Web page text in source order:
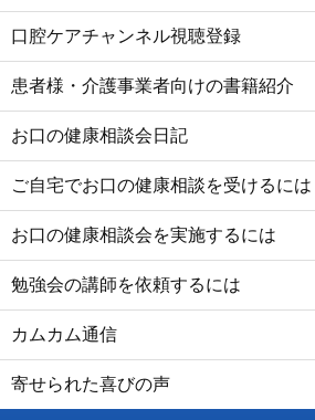
口腔ケアチャンネル視聴登録
患者様・介護事業者向けの書籍紹介
お口の健康相談会日記
ご自宅でお口の健康相談を受けるには
お口の健康相談会を実施するには
勉強会の講師を依頼するには
カムカム通信
寄せられた喜びの声